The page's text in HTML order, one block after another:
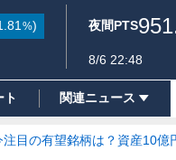
%) 夜間PTS
8/6 22:48
ト 関連ニュース
目の有望銘柄は？資産10億